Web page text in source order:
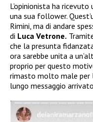
L’opinionista ha
una sua follower.
Rimini, ma di andare
di Luca Vetrone.
che la presunta
ora sarebbe unita a
proprio per questo
rimasto molto male per
lungo messaggio